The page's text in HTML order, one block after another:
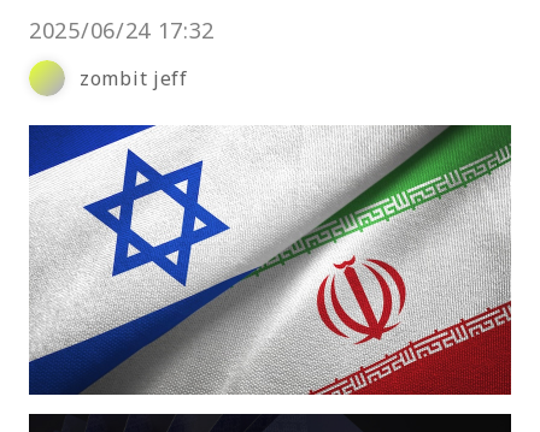
2025/06/24 17:32
zombit jeff